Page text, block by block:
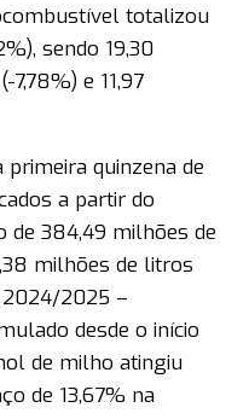
totalizou
sendo 19,30
e 11,97
quinzena de
a partir do
de 384,49 milhões de
milhões de litros
2025 –
desde o início
de milho atingiu
de 13,67% na